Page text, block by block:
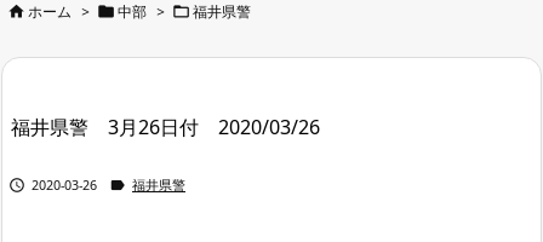
 ホーム >  中部 >  福井県警
福井県警 3月26日付 2020/03/26
 2020-03-26  福井県警